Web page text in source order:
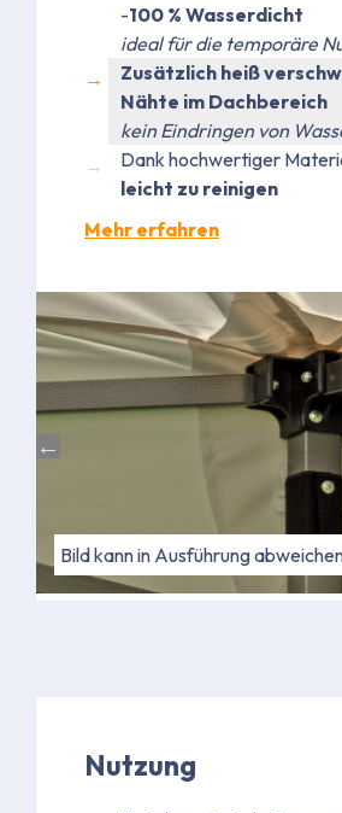
-100 % Wasserdicht
ideal für die temporäre
Zusätzlich heiß
Nähte im Dachbereich
kein Eindringen von
Dank hochwertiger
leicht zu reinigen
Mehr erfahren
Bild kann in Ausführung
Bild kann in Ausführung
Nutzung